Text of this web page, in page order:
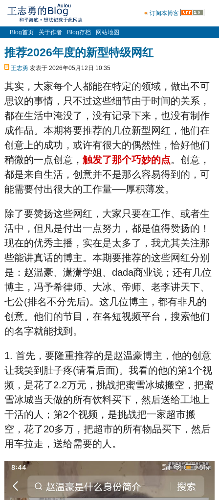
订阅本博客
Blog首页 关于作者 Blog存档 网站地图
推荐2026年度的新型特级网红
王志勇 发表于 2026年05月12日 10:35
其实，大家每个人都能在特定的领域，做出不可
思议的事情，只不过这些细节由于时间的关系，
都在生活中淹没了，没有记录下来，也没有制作
成作品。本期将要推荐的几位新型网红，他们在
创意上的成功，或许有很大的偶然性，恰好他们
稍微的一点创意， 触发了那个巧妙的点。创意，
都是来自生活，创意并不是那么容易得到的，可
能需要付出很大的工作量──厚积薄发。
除了要赞扬这些网红，大家只要在工作、或者生
活中，但凡是付出一点努力，都是值得赞扬的！
现在的优秀主播，实在是太多了，我尤其关注那
些能讲真话的博主。本期要推荐的这些网红分别
是：赵温豪、潇潇学姐、dada商业说；还有几位
博主，冯予希律师、大冰、帝师、老李讲天下、
七公(排名不分先后)。这几位博主，都有非凡的
创意。他们的节目，在各短视频平台，搜索他们
的名字就能找到。
1. 首先，要隆重推荐的是赵温豪博主，他的创意
让我笑到肚子疼(请看后面)。我看的他的第1个视
频，是花了2.2万元，挑战把蜜雪冰城搬空，把蜜
雪冰城当天做的所有饮料买下，然后送给工地上
干活的人；第2个视频，是挑战把一家超市搬
空，花了20多万，把超市的所有物品买下，然后
用车拉走，送给需要的人。